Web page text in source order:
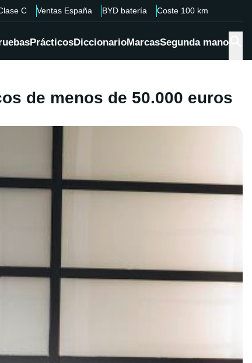
C Ventas España BYD batería Coste 100 km
PrácticosDiccionarioMarcasSegunda mano
de menos de 50.000 euros